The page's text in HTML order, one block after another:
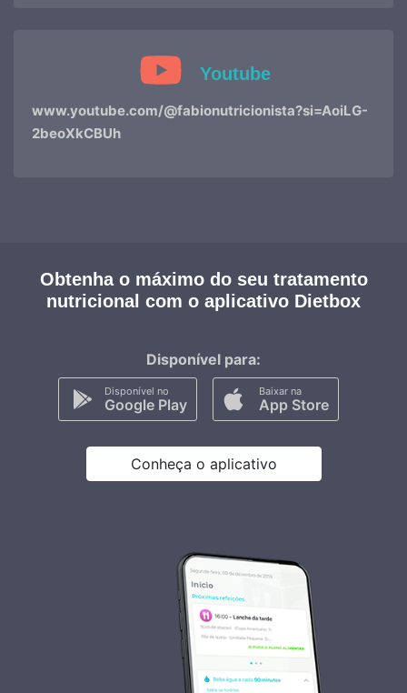
Youtube
www.youtube.com/@fabionutricionista?si=AoiLG-
2beoXkCBUh
Obtenha o máximo do seu tratamento
nutricional com o aplicativo Dietbox
Disponível para:
Disponível no
Google Play
Baixar na
App Store
Conheça o aplicativo